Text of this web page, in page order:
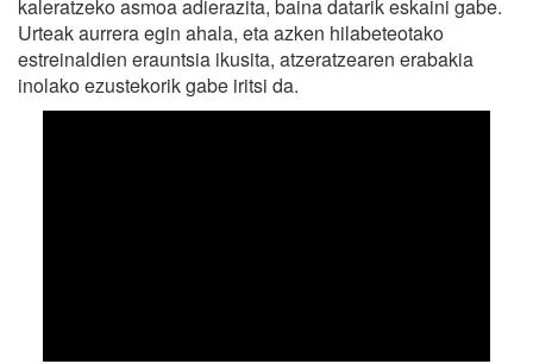
kaleratzeko asmoa adierazita, baina datarik eskaini gabe.
Urteak aurrera egin ahala, eta azken hilabeteotako
estreinaldien erauntsia ikusita, atzeratzearen erabakia
inolako ezustekorik gabe iritsi da.